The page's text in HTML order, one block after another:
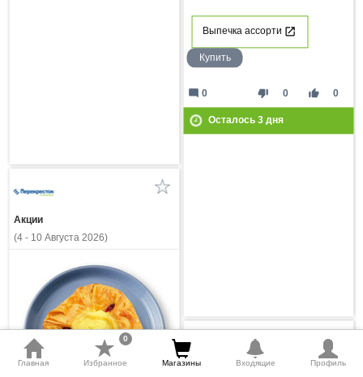
Выпечка ассорти
Купить
thumb_down 0 thumb_up 0
mode_comment 0
Осталось 3дня
Акции
(4 - 10 Августа 2026)
Главная Избранное
0
Магазины Входящие Профиль